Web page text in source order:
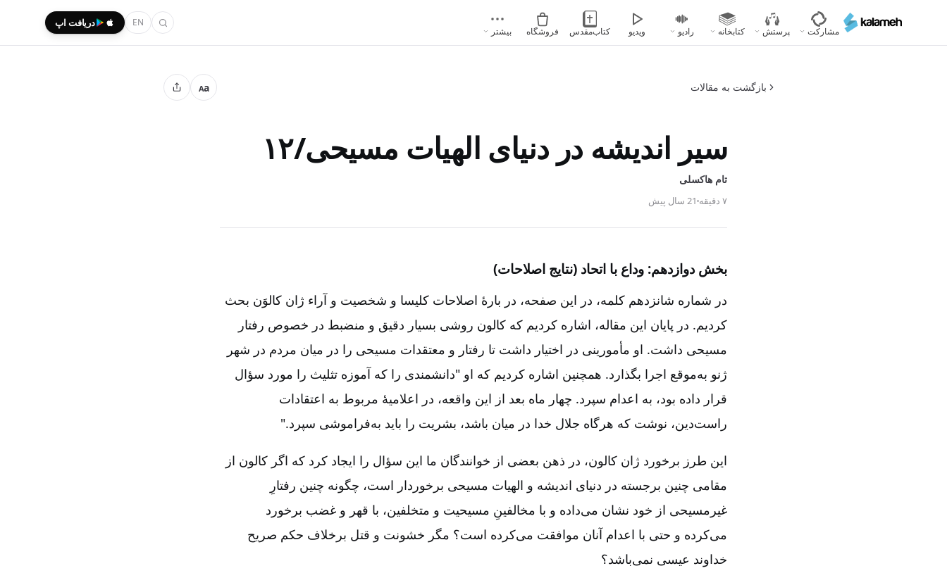
محتوای
مشارکت پرستش کتابخانه رادیو ویدیو کتاب‌مقدس فروشگاه بیشتر
EN دریافت اپ
بازگشت به مقالات Aa
سیر اندیشه در دنیای الهیات مسیحی‌/۱۲
تام‌ هاکسلی
۷ دقیقه 21 سال پیش
بخش دوازدهم‌: وداع با اتحاد (نتایج اصلاحات‌)
در شماره شانزدهم کلمه‌، در این صفحه‌، در بارۀ اصلاحات کلیسا و شخصیت و آراء ژان کالوَن بحث
کردیم‌. در پایان این مقاله‌، اشاره کردیم که کالون روشی بسیار دقیق و منضبط در خصوص رفتار
مسیحی داشت‌. او مأمورینی در اختیار داشت تا رفتار و معتقدات مسیحی را در میان مردم در شهر
ژنو به‌موقع اجرا بگذارد. همچنین اشاره کردیم که او "دانشمندی را که آموزه تثلیث را مورد سؤال
قرار داده بود، به اعدام سپرد. چهار ماه بعد از این واقعه‌، در اعلامیۀ مربوط به اعتقادات
راست‌دین‌، نوشت که هرگاه جلال خدا در میان باشد، بشریت را باید به‌فراموشی سپرد."
این طرز برخورد ژان کالون‌، در ذهن بعضی از خوانندگان ما این سؤال را ایجاد کرد که اگر کالون از
مقامی چنین برجسته در دنیای اندیشه و الهیات مسیحی برخوردار است‌، چگونه چنین رفتارِ
غیرمسیحی از خود نشان می‌داده و با مخالفینِ مسیحیت و متخلفین‌، با قهر و غضب برخورد
می‌کرده و حتی با اعدام آنان موافقت می‌کرده است‌؟ مگر خشونت و قتل برخلاف حکم صریح
خداوند عیسی نمی‌باشد؟